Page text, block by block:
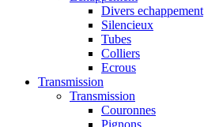
Divers echappement
Silencieux
Tubes
Colliers
Ecrous
Transmission
Transmission
Couronnes
Pignons